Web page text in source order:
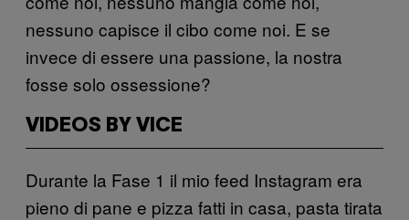
nessuno capisce il cibo come noi. E se
invece di essere una passione, la nostra
fosse solo ossessione?
VIDEOS BY VICE
Durante la Fase 1 il mio feed Instagram era
pieno di pane e pizza fatti in casa, pasta tirata